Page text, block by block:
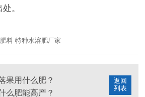
。
料 特种水溶肥厂家
返回
列表
果用什么肥？
么肥能高产？